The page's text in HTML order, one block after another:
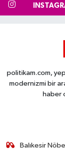
politikam.com,
modernizmi bir
haber
Balıkesir